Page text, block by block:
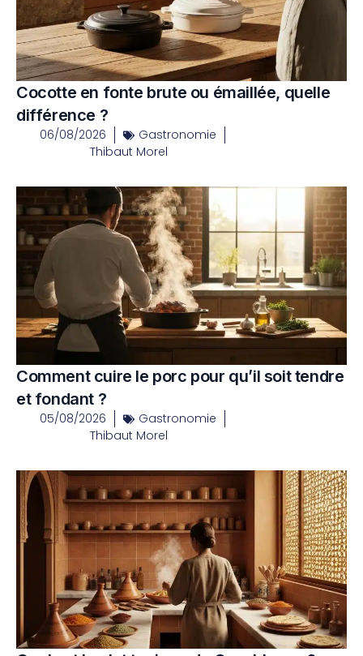
Cocotte en fonte brute ou émaillée, quelle
différence ?
06/08/2026
Gastronomie
Thibaut Morel
Comment cuire le porc pour qu’il soit tendre
et fondant ?
05/08/2026
Gastronomie
Thibaut Morel